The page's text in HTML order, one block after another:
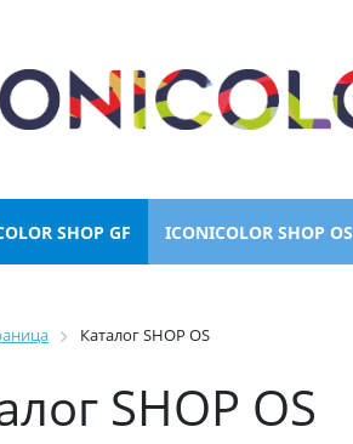
SHOP GF ICONICOLOR SHOP OS
Каталог SHOP OS
SHOP OS